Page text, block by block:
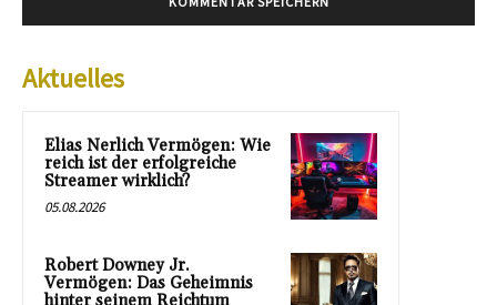
Aktuelles
Elias Nerlich Vermögen: Wie
reich ist der erfolgreiche
Streamer wirklich?
05.08.2026
Robert Downey Jr.
Vermögen: Das Geheimnis